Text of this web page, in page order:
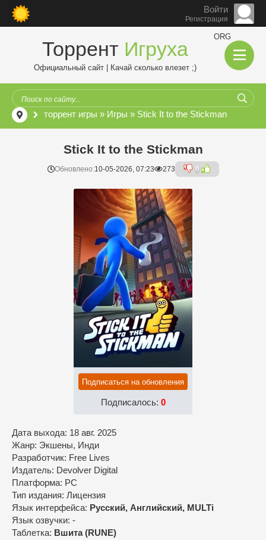
Войти
Регистрация
Торрент Игруха
ORG
Официальный сайт | Качай сколько влезет ;)
торрент игры » Игры » Stick It to the Stickman
Stick It to the Stickman
Обновлено:10-05-2026, 07:23 273 0
Подписаться на обновления
Подписалось: 0
Дата выхода: 18 авг. 2025
Жанр: Экшены, Инди
Разработчик: Free Lives
Издатель: Devolver Digital
Платформа: PC
Тип издания: Лицензия
Язык интерфейса: Русский, Английский, MULTi
Язык озвучки: -
Таблетка: Вшита (RUNE)